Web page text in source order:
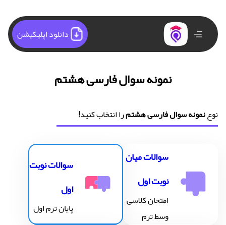
دانلود اپلیکیشن
نمونه سوال فارسی هشتم
نوعنمونه سوال فارسی هشتمرا انتخاب کنید!
سوالات میان
نوبت اول
امتحان کلاسی –
وسط ترم
سوالات نوبت
اول
پایان ترم اول